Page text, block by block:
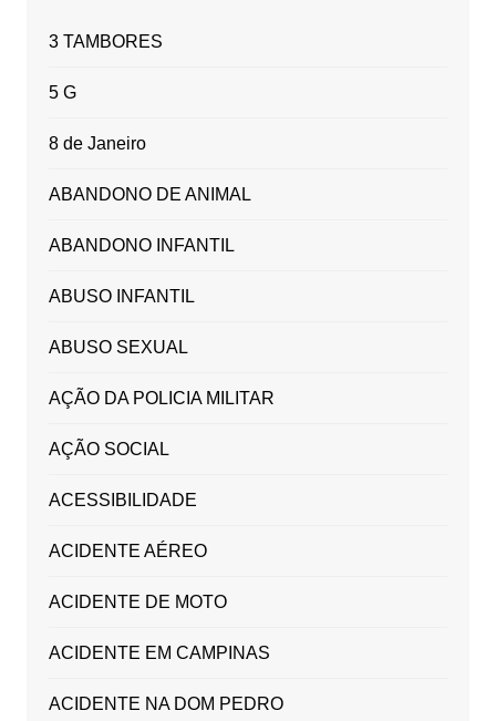
3 TAMBORES
5 G
8 de Janeiro
ABANDONO DE ANIMAL
ABANDONO INFANTIL
ABUSO INFANTIL
ABUSO SEXUAL
AÇÃO DA POLICIA MILITAR
AÇÃO SOCIAL
ACESSIBILIDADE
ACIDENTE AÉREO
ACIDENTE DE MOTO
ACIDENTE EM CAMPINAS
ACIDENTE NA DOM PEDRO